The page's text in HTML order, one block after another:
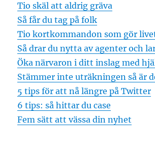
Tio skäl att aldrig gräva
Så får du tag på folk
Tio kortkommandon som gör
Så drar du nytta av agenter och
Öka närvaron i ditt inslag med
Stämmer inte uträkningen så är
5 tips för att nå längre på Twitter
6 tips: så hittar du case
Fem sätt att vässa din nyhet